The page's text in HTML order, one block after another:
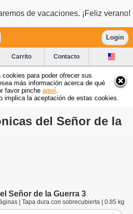
de vacaciones. ¡Feliz verano!
Login
Carrito Contacto
cookies para poder ofrecer sus
más información acerca de qué
favor pinche aquí
implica la aceptación de estas cookies.
del Señor de la
Señor de la Guerra 3
| Tapa dura con sobrecubierta | 0.85 kg